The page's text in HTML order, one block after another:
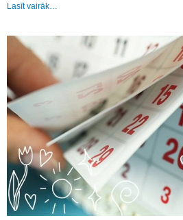
Lasīt vairāk…